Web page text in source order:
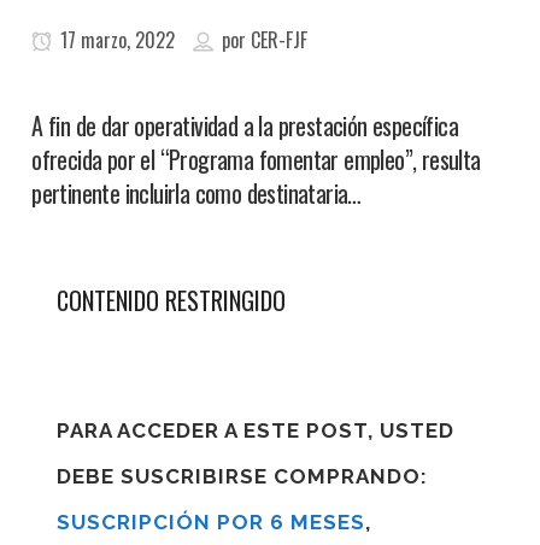
17 marzo, 2022 por CER-FJF
A fin de dar operatividad a la prestación específica
ofrecida por el “Programa fomentar empleo”, resulta
pertinente incluirla como destinataria…
CONTENIDO RESTRINGIDO
PARA ACCEDER A ESTE POST, USTED
DEBE SUSCRIBIRSE COMPRANDO:
SUSCRIPCIÓN POR 6 MESES,